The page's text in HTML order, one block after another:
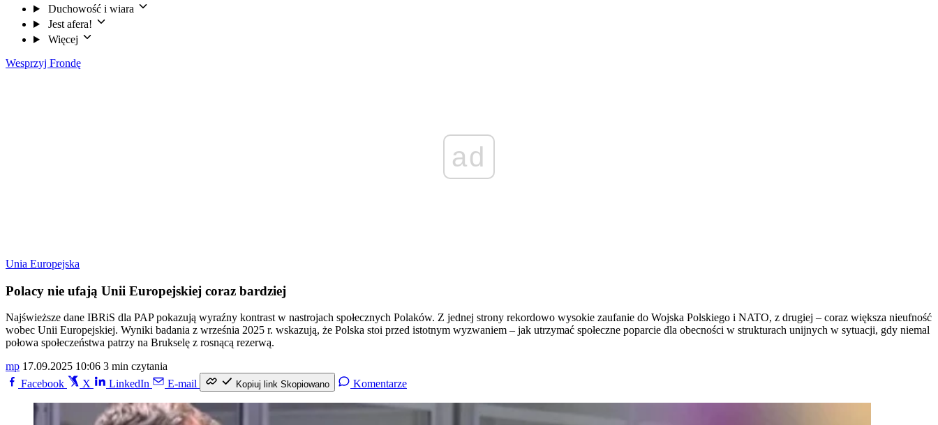
Duchowość i wiara
Jest afera!
Więcej
Wesprzyj Frondę
ad
Unia Europejska
Polacy nie ufają Unii Europejskiej coraz bardziej
Najświeższe dane IBRiS dla PAP pokazują wyraźny kontrast w nastrojach społecznych Polaków. Z jednej strony rekordowo wysokie zaufanie do Wojska Polskiego i NATO, z drugiej – coraz większa nieufność
wobec Unii Europejskiej. Wyniki badania z września 2025 r. wskazują, że Polska stoi przed istotnym wyzwaniem – jak utrzymać społeczne poparcie dla obecności w strukturach unijnych w sytuacji, gdy niemal
połowa społeczeństwa patrzy na Brukselę z rosnącą rezerwą.
mp 17.09.2025 10:06 3 min czytania
Facebook
X LinkedIn E-mail Kopiuj link Skopiowano Komentarze